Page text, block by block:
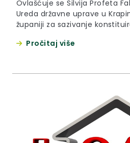
Ovlašćuje se Silvija Profeta
Ureda državne uprave u
županiji za sazivanje
zagorske županije te
Pročitaj više